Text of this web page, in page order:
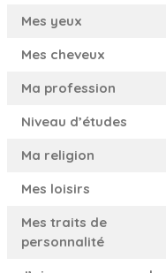
Mes yeux
Mes cheveux
Ma profession
Niveau d’études
Ma religion
Mes loisirs
Mes traits de
personnalité